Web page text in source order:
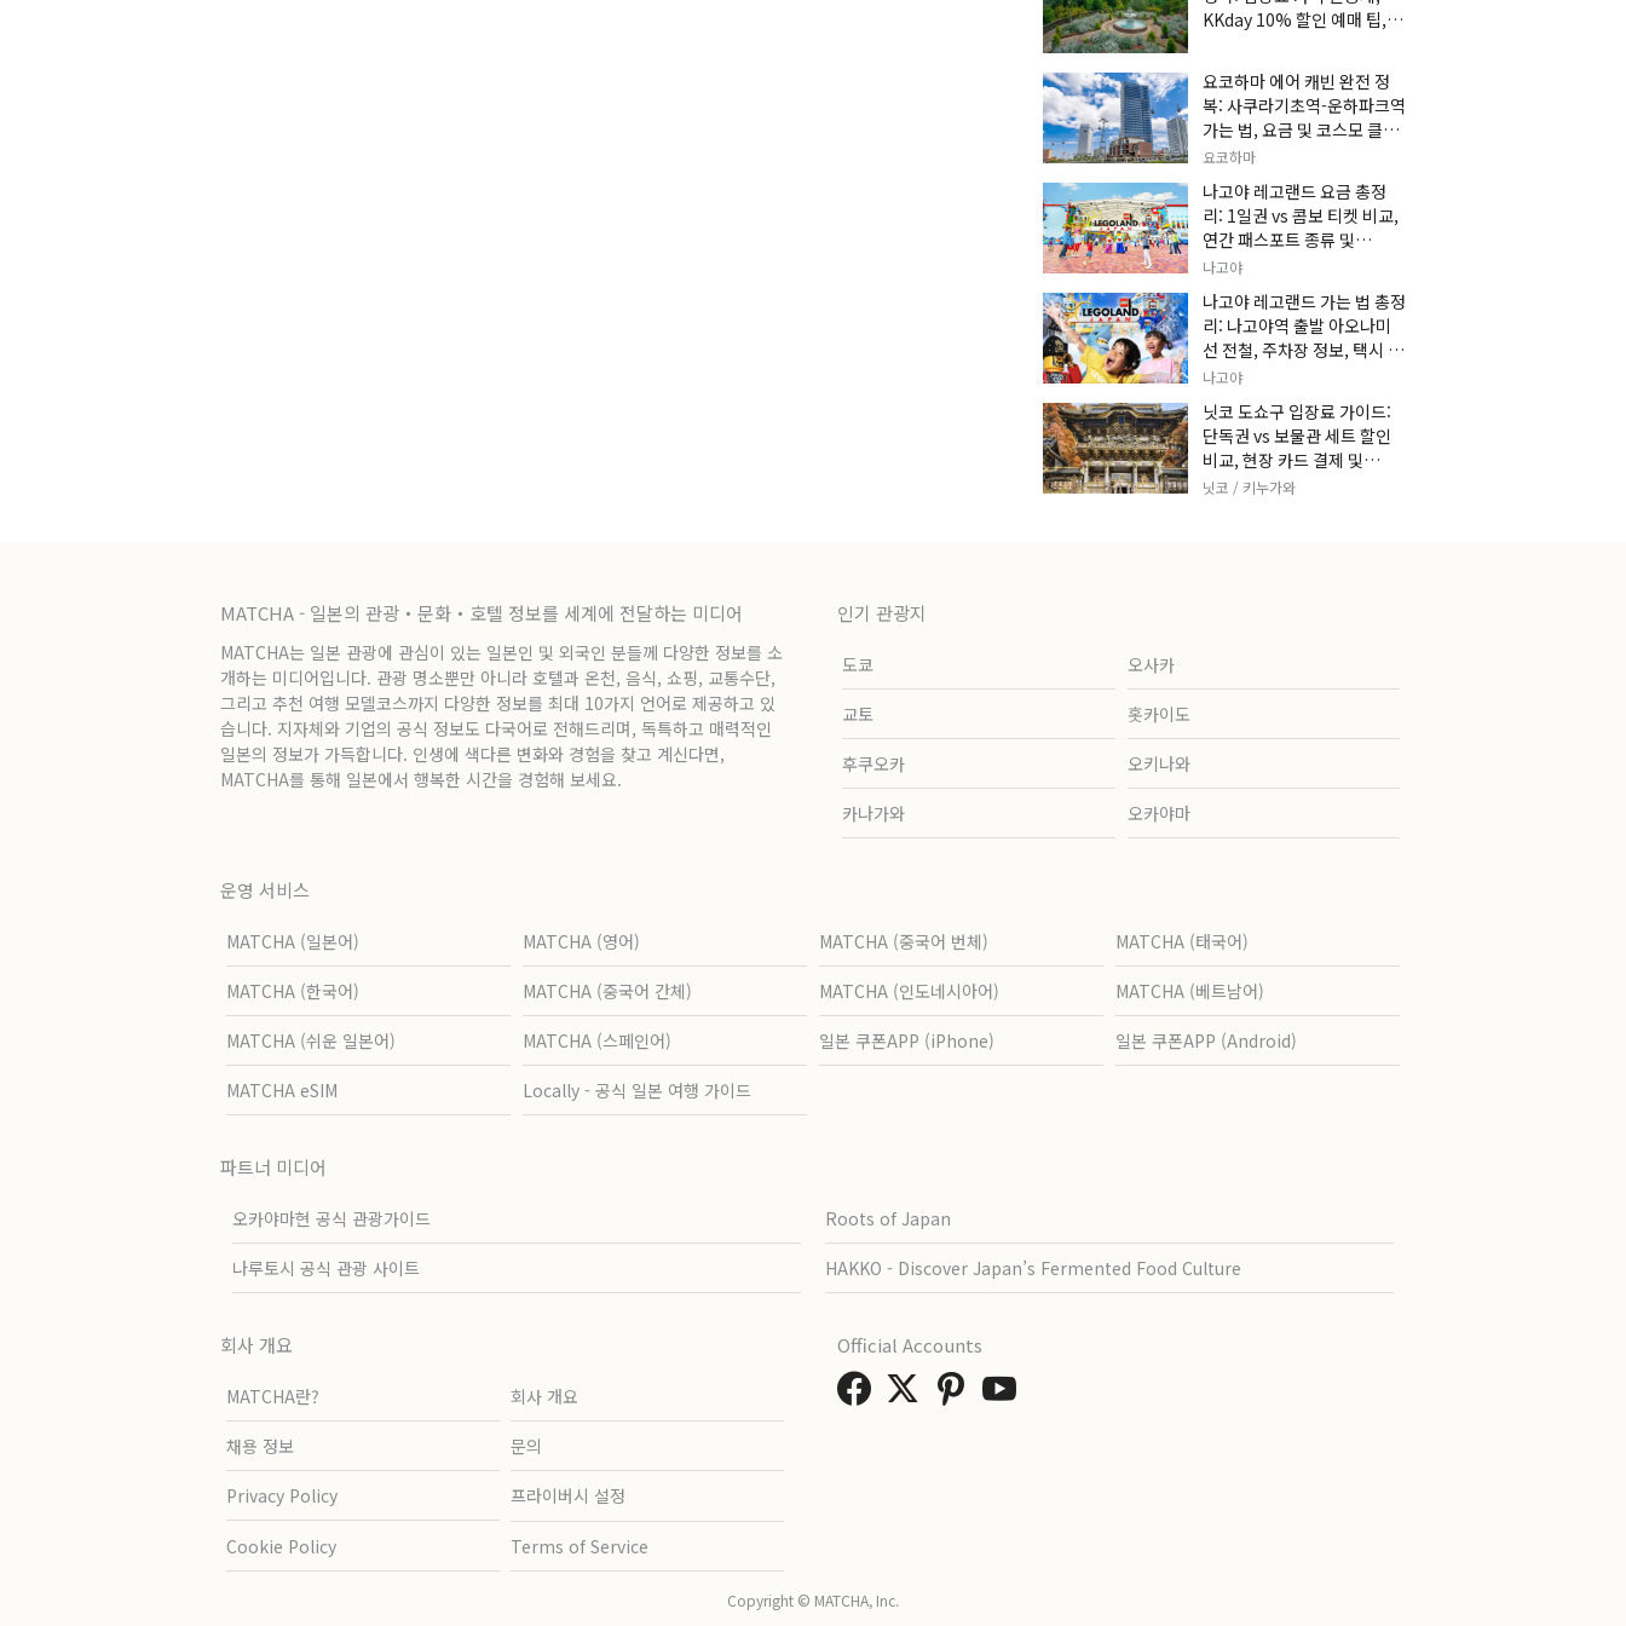
KKday 10% 할인 예매 팁, 쿠
요코하마 에어 캐빈 완전 정
복: 사쿠라기초역-운하파크역
가는 법, 요금 및 코스모 클락
세트권 할인, 추천 관광 코스
총정리
요코하마
나고야 레고랜드 요금 총정
리: 1일권 vs 콤보 티켓 비교,
연간 패스포트 종류 및
KKday 온라인 사전 할인 예
매 팁
나고야
나고야 레고랜드 가는 법 총정
리: 나고야역 출발 아오나미
선 전철, 주차장 정보, 택시 요
금 및 입장권 예약 팁
나고야
닛코 도쇼구 입장료 가이드:
단독권 vs 보물관 세트 할인
비교, 현장 카드 결제 및
KKday 사전 예매 팁
닛코 / 키누가와
MATCHA - 일본의 관광・문화・호텔 정보를 세계에 전달하는 미디어
MATCHA는 일본 관광에 관심이 있는 일본인 및 외국인 분들께 다양한 정보를 소
개하는 미디어입니다. 관광 명소뿐만 아니라 호텔과 온천, 음식, 쇼핑, 교통수단,
그리고 추천 여행 모델코스까지 다양한 정보를 최대 10가지 언어로 제공하고 있
습니다. 지자체와 기업의 공식 정보도 다국어로 전해드리며, 독특하고 매력적인
일본의 정보가 가득합니다. 인생에 색다른 변화와 경험을 찾고 계신다면,
MATCHA를 통해 일본에서 행복한 시간을 경험해 보세요.
인기 관광지
도쿄 오사카
교토 홋카이도
후쿠오카 오키나와
카나가와 오카야마
운영 서비스
MATCHA (일본어) MATCHA (영어) MATCHA (중국어 번체) MATCHA (태국어)
MATCHA (한국어) MATCHA (중국어 간체) MATCHA (인도네시아어) MATCHA (베트남어)
MATCHA (쉬운 일본어) MATCHA (스페인어) 일본 쿠폰APP (iPhone) 일본 쿠폰APP (Android)
MATCHA eSIM Locally - 공식 일본 여행 가이드
파트너 미디어
오카야마현 공식 관광가이드 Roots of Japan
나루토시 공식 관광 사이트 HAKKO - Discover Japan’s Fermented Food Culture
회사 개요
MATCHA란? 회사 개요
채용 정보 문의
Privacy Policy 프라이버시 설정
Cookie Policy Terms of Service
Official Accounts
Copyright © MATCHA, Inc.